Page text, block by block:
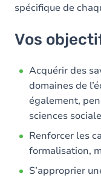
spécifique de
Vos
Acquérir des
domaines de
également,
sciences
Renforcer les
formalisation,
S’approprier